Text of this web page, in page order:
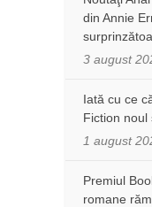
din Annie
3 august
Iată cu ce
Fiction noul
1 august
Premiul
romane